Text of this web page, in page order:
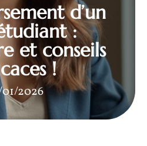
d’un
:
et conseils
!
01/2026